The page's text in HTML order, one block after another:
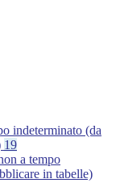
indeterminato (da
19
a tempo
in tabelle)